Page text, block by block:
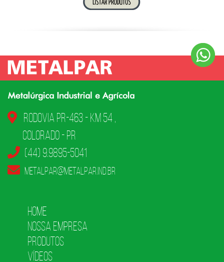
Rodovia PR-463 - KM 54 ,
Colorado - PR
(44) 9.9895-5041
metalpar@metalpar.ind.br
Home
Nossa Empresa
Produtos
Vídeos